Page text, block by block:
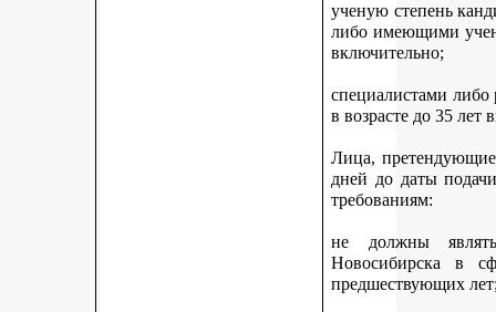
ученую степень
либо имеющими
включительно;
специалистами
в возрасте до 35 лет
Лица,
дней до даты
требованиям:
не должны
Новосибирска в
предшествующих